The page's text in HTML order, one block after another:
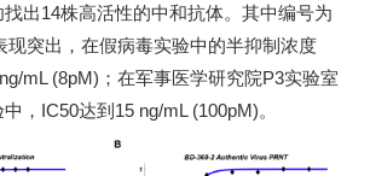
出14株高活性的中和抗体。其中编号为
现突出，在假病毒实验中的半抑制浓度
ng/mL (8pM)；在军事医学研究院P3实验室
，IC50达到15 ng/mL (100pM)。